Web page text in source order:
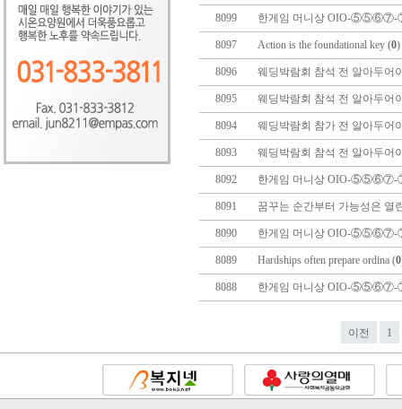
8099 한게임 머니상 OIO-
8097 Action is the foundational key (0)
8096 웨딩박람회 참석 전 알아두어
8095 웨딩박람회 참석 전 알아두어
8094 웨딩박람회 참가 전 알아두어
8093 웨딩박람회 참석 전 알아두어
8092 한게임 머니상 OIO-
8091 꿈꾸는 순간부터 가능성은 열
8090 한게임 머니상 OIO-
8089 Hardships often prepare ordina (0
8088 한게임 머니상 OIO-
이전 1